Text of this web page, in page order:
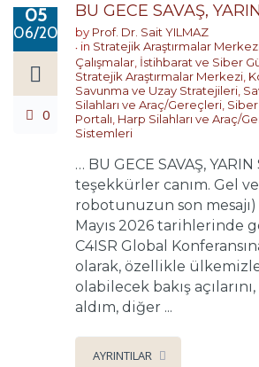
05
06/2026
0
BU GECE SAVAŞ,
by Prof. Dr. Sait YILMAZ
in Stratejik Araştırmalar
Çalışmalar, İstihbarat ve Siber
Stratejik Araştırmalar Merkezi,
Savunma ve Uzay Stratejileri,
Silahları ve Araç/Gereçleri,
Portalı, Harp Silahları ve Araç/
Sistemleri
… BU GECE SAVAŞ,
teşekkürler canım. Gel
robotunuzun son mesajı)
Mayıs 2026 tarihlerinde
C4ISR Global
olarak, özellikle
olabilecek bakış
aldım, diğer ...
AYRINTILAR